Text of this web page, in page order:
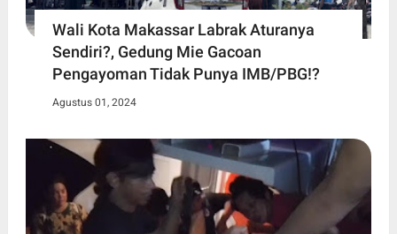
Wali Kota Makassar Labrak Aturanya
Sendiri?, Gedung Mie Gacoan
Pengayoman Tidak Punya IMB/PBG!?
Agustus 01, 2024